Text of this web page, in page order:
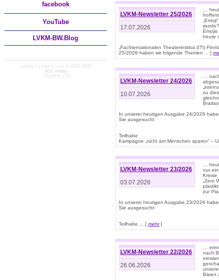
facebook
YouTube
LVKM-BW.Blog
coding + custom cms © 2002-2026
AD1 media
· 2624900 | 15
LVKM-Newsletter 25/2026
17.07.2026
…
Emojis
heute
„Fachternationalen Theaterinstitut (ITI)
25/2026 haben wir folgende Themen ... [
LVKM-Newsletter 24/2026
10.07.2026
…
zu
In unserer heutigen Ausgabe 24/2026
Sie ausgesucht:
Teilhabe
Kampagne „nicht am Menschen sparen“ –
LVKM-Newsletter 23/2026
03.07.2026
…
nur
„Zero
zur
In unserer heutigen Ausgabe 23/2026
Sie ausgesucht:
Teilhabe ... [ mehr]
LVKM-Newsletter 22/2026
26.06.2026
…
nach
Bären